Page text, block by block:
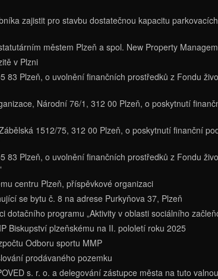
zajistit pro stavbu dostatečnou kapacitu
městem Plzeň a spol. New Property
v Plzni
83 Plzeň, o uvolnění finančních prostředků z Fondu
Národní 76/1, 312 00 Plzeň, o poskytnutí
1512/75, 312 00 Plzeň, o poskytnutí finanční
83 Plzeň, o uvolnění finančních prostředků z Fondu
centru Plzeň, příspěvkové organizaci
se bytu č. 8 na adrese Purkyňova 37, Plzeň
programu „Aktivity v oblasti sociálního
Biskupství plzeňskému na II. pololetí roku 2025
Odboru sportu MMP
prodávaného pozemku
s. r. o. a delegování zástupce města na tuto